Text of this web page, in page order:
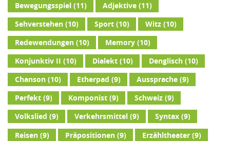
Bewegungsspiel(11) Adjektive(11)
Sehverstehen(10) Sport(10) Witz(10)
Redewendungen(10) Memory(10)
Konjunktiv II (10) Dialekt(10) Denglisch(10)
Chanson(10) Etherpad (9) Aussprache(9)
Perfekt(9) Komponist(9) Schweiz(9)
Volkslied (9) Verkehrsmittel (9) Syntax(9)
Reisen(9) Präpositionen(9) Erzähltheater(9)